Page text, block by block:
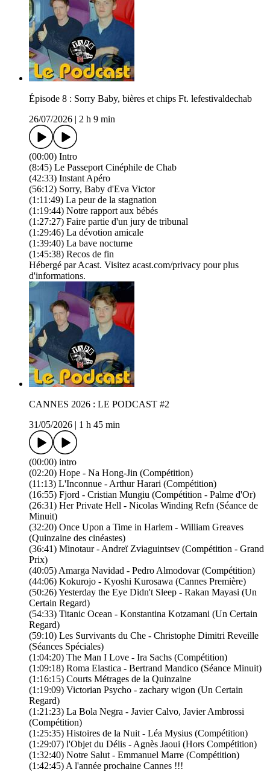
Épisode 8 : Sorry Baby, bières et chips Ft. lefestivaldechab
26/07/2026
2 h 9 min
(00:00) Intro
(8:45) Le Passeport Cinéphile de Chab
(42:33) Instant Apéro
(56:12) Sorry, Baby d'Eva Victor
(1:11:49) La peur de la stagnation
(1:19:44) Notre rapport aux bébés
(1:27:27) Faire partie d'un jury de tribunal
(1:29:46) La dévotion amicale
(1:39:40) La bave nocturne
(1:45:38) Recos de fin
Hébergé par Acast. Visitez acast.com/privacy pour plus
d'informations.
CANNES 2026 : LE PODCAST #2
31/05/2026
1 h 45 min
(00:00) intro
(02:20) Hope - Na Hong-Jin (Compétition)
(11:13) L'Inconnue - Arthur Harari (Compétition)
(16:55) Fjord - Cristian Mungiu (Compétition - Palme d'Or)
(26:31) Her Private Hell - Nicolas Winding Refn (Séance de
Minuit)
(32:20) Once Upon a Time in Harlem - William Greaves
(Quinzaine des cinéastes)
(36:41) Minotaur - Andreï Zviaguintsev (Compétition - Grand
Prix)
(40:05) Amarga Navidad - Pedro Almodovar (Compétition)
(44:06) Kokurojo - Kyoshi Kurosawa (Cannes Première)
(50:26) Yesterday the Eye Didn't Sleep - Rakan Mayasi (Un
Certain Regard)
(54:33) Titanic Ocean - Konstantina Kotzamani (Un Certain
Regard)
(59:10) Les Survivants du Che - Christophe Dimitri Reveille
(Séances Spéciales)
(1:04:20) The Man I Love - Ira Sachs (Compétition)
(1:09:18) Roma Elastica - Bertrand Mandico (Séance Minuit)
(1:16:15) Courts Métrages de la Quinzaine
(1:19:09) Victorian Psycho - zachary wigon (Un Certain
Regard)
(1:21:23) La Bola Negra - Javier Calvo, Javier Ambrossi
(Compétition)
(1:25:35) Histoires de la Nuit - Léa Mysius (Compétition)
(1:29:07) l'Objet du Délis - Agnès Jaoui (Hors Compétition)
(1:32:40) Notre Salut - Emmanuel Marre (Compétition)
(1:42:45) A l'année prochaine Cannes !!!